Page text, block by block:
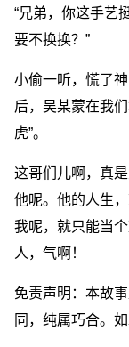
“兄弟，你这手艺
要不换换？”
小偷一听，慌了
后，吴某蒙在我
虎”。
这哥们儿啊，真
他呢。他的人生
我呢，就只能当
人，气啊！
免责声明：本故
同，纯属巧合。